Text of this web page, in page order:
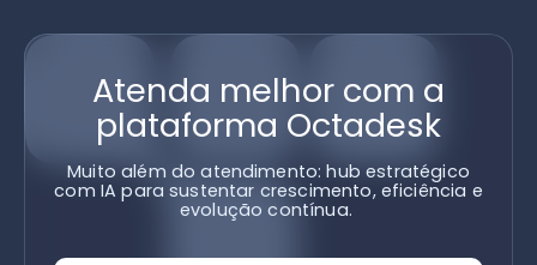
Atenda melhor com a
plataforma Octadesk
Muito além do atendimento: hub estratégico
com IA para sustentar crescimento, eficiência e
evolução contínua.